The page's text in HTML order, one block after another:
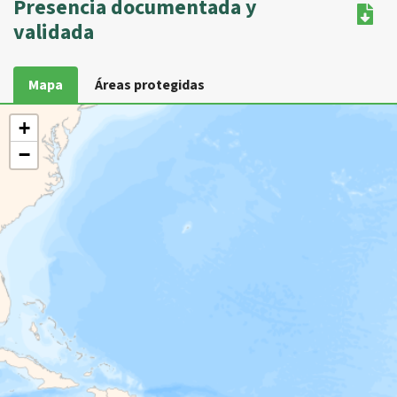
Presencia documentada y
validada
Mapa Áreas protegidas
+
−